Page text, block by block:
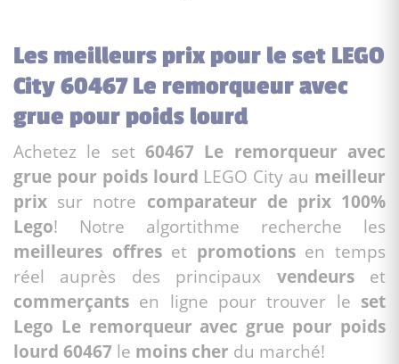
Les meilleurs prix pour le set LEGO
City 60467 Le remorqueur avec
grue pour poids lourd
Achetez le set 60467 Le remorqueur avec
grue pour poids lourd LEGO City au meilleur
prix sur notre comparateur de prix 100%
Lego! Notre algortithme recherche les
meilleures offreset promotionsen temps
réel auprès des principaux vendeurset
commerçants en ligne pour trouver le set
Lego Le remorqueur avec grue pour poids
lourd 60467 le moins cher du marché!